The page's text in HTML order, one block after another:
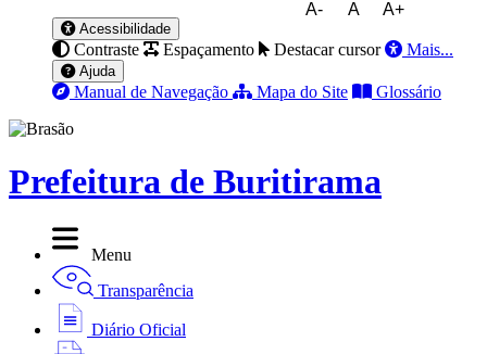
A- A A+
Acessibilidade
Contraste Espaçamento Destacar cursor Mais...
Ajuda
Manual de Navegação Mapa do Site Glossário
Prefeitura de Buritirama
Menu
Transparência
Diário Oficial